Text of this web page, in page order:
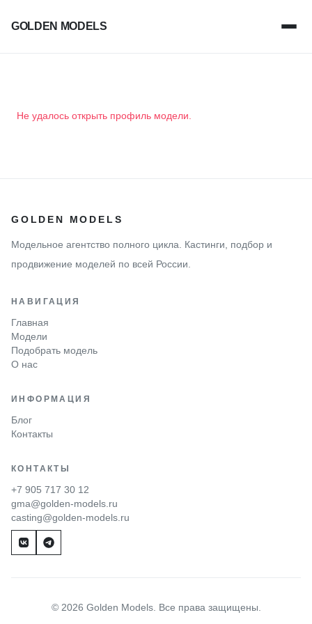
GOLDEN MODELS
Не удалось открыть профиль модели.
GOLDEN MODELS
Модельное агентство полного цикла. Кастинги, подбор и
продвижение моделей по всей России.
НАВИГАЦИЯ
Главная
Модели
Подобрать модель
О нас
ИНФОРМАЦИЯ
Блог
Контакты
КОНТАКТЫ
+7 905 717 30 12
gma@golden-models.ru
casting@golden-models.ru
© 2026 Golden Models. Все права защищены.